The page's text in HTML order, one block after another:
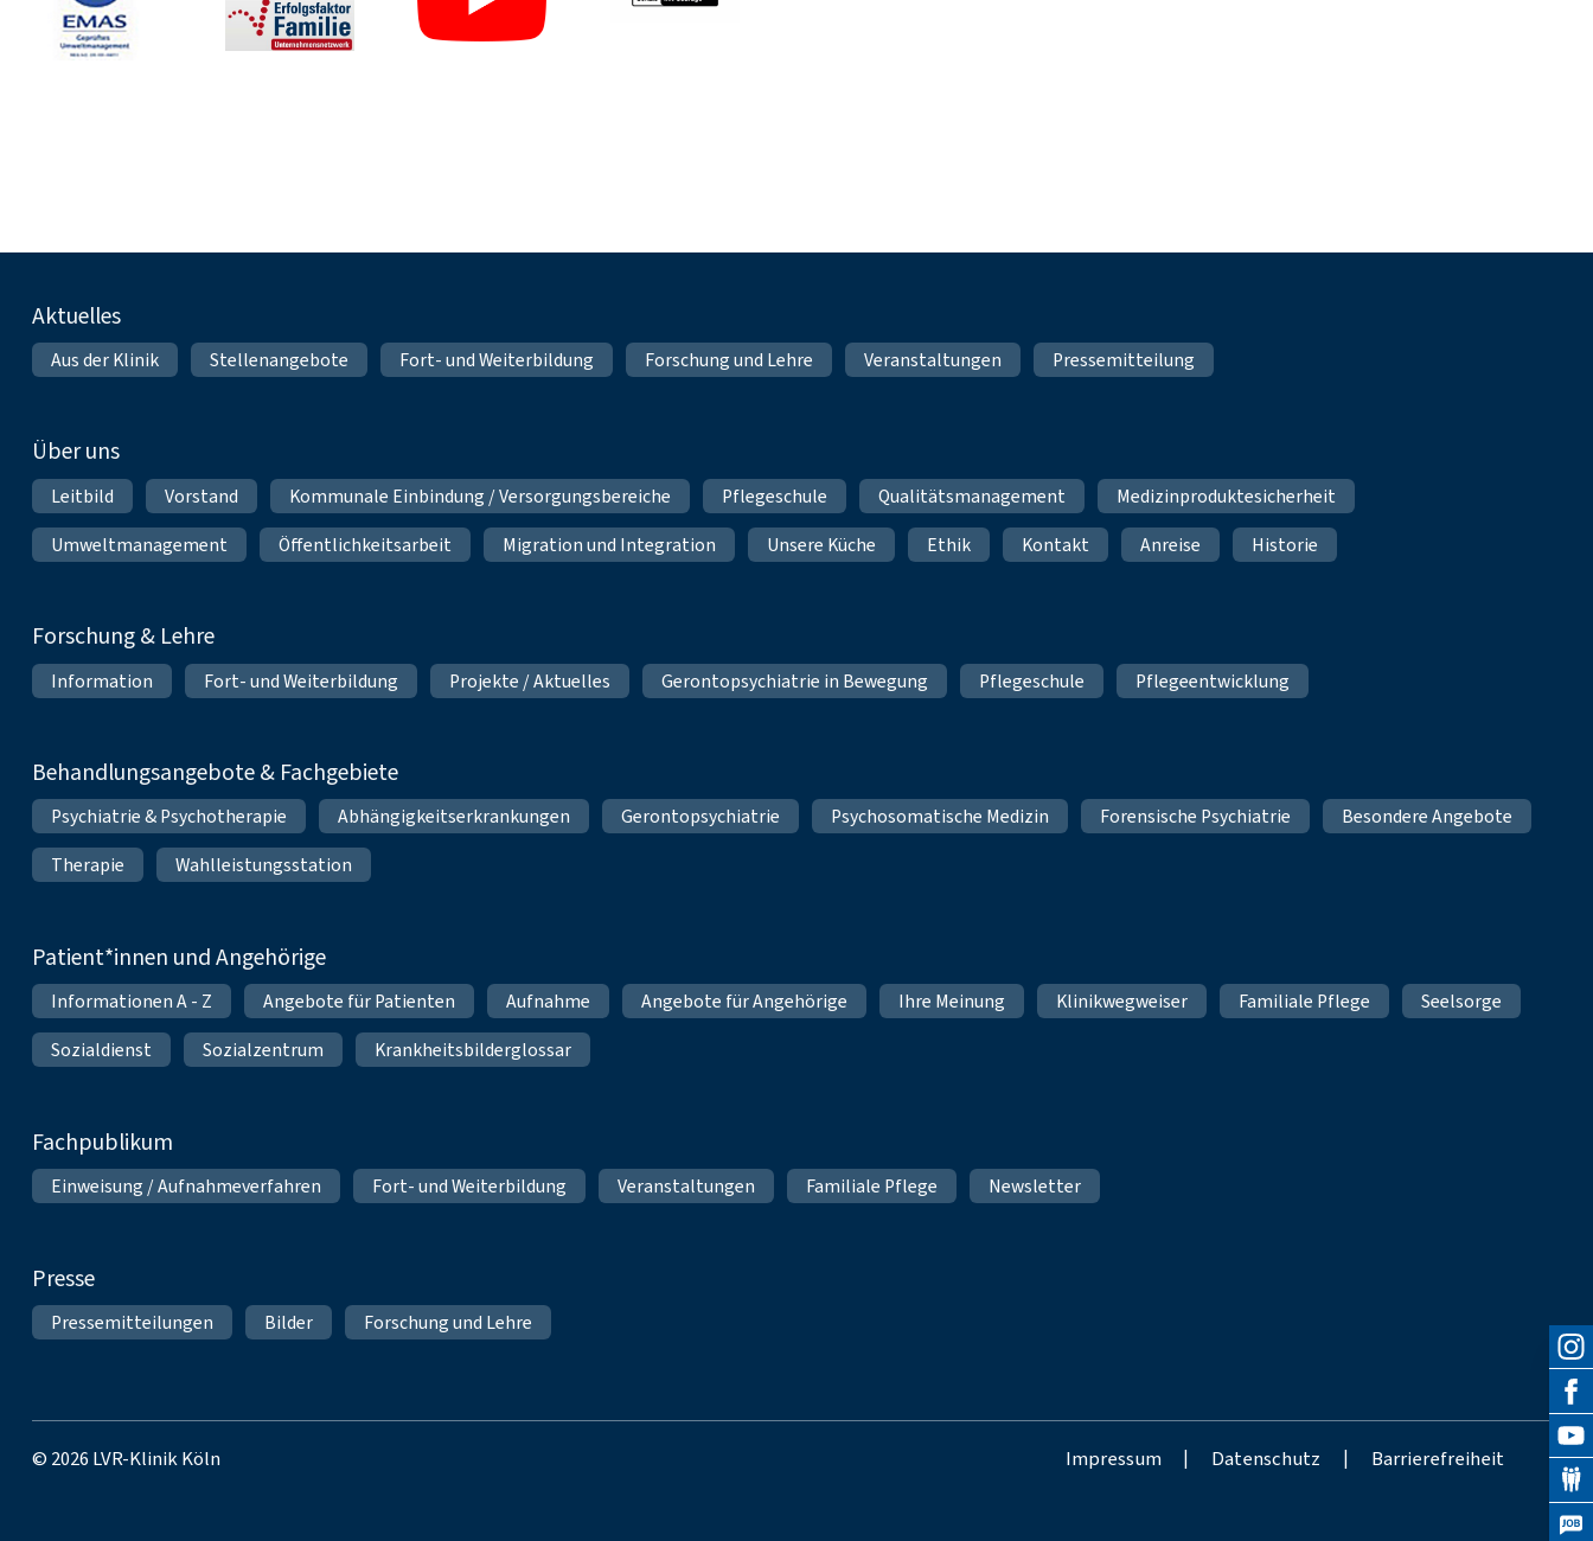
Fußnavigation
Aktuelles
Aus der Klinik Stellenangebote Fort- und Weiterbildung Forschung und Lehre Veranstaltungen Pressemitteilung
Über uns
Leitbild Vorstand Kommunale Einbindung / Versorgungsbereiche Pflegeschule Qualitätsmanagement
Medizinproduktesicherheit
Umweltmanagement
Öffentlichkeitsarbeit Migration und Integration Unsere Küche Ethik Kontakt Anreise Historie
Forschung & Lehre
Information Fort- und Weiterbildung Projekte / Aktuelles Gerontopsychiatrie in Bewegung Pflegeschule Pflegeentwicklung
Behandlungsangebote & Fachgebiete
Psychiatrie & Psychotherapie Abhängigkeitserkrankungen Gerontopsychiatrie Psychosomatische Medizin Forensische Psychiatrie
Besondere Angebote
Therapie
Wahlleistungsstation
Patient*innen und Angehörige
Informationen A - Z Angebote für Patienten Aufnahme Angebote für Angehörige Ihre Meinung Klinikwegweiser Familiale Pflege
Seelsorge
Sozialdienst
Sozialzentrum Krankheitsbilderglossar
Fachpublikum
Einweisung / Aufnahmeverfahren Fort- und Weiterbildung Veranstaltungen Familiale Pflege Newsletter
Presse
Pressemitteilungen Bilder Forschung und Lehre
© 2026 LVR-Klinik Köln Impressum | Datenschutz | Barrierefreiheit